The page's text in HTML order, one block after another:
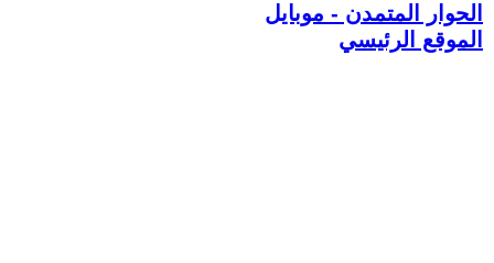
الحوار المتمدن - موبايل
الموقع الرئيسي